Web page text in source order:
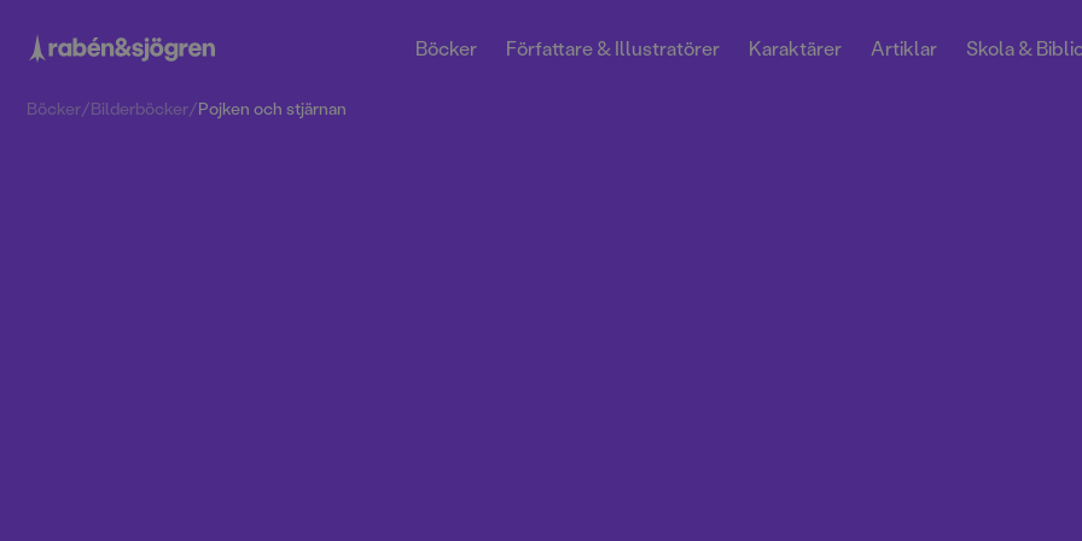
Böcker Författare & Illustratörer Karaktärer Artiklar Skola &
Böcker/Bilderböcker/Pojken och stjärnan